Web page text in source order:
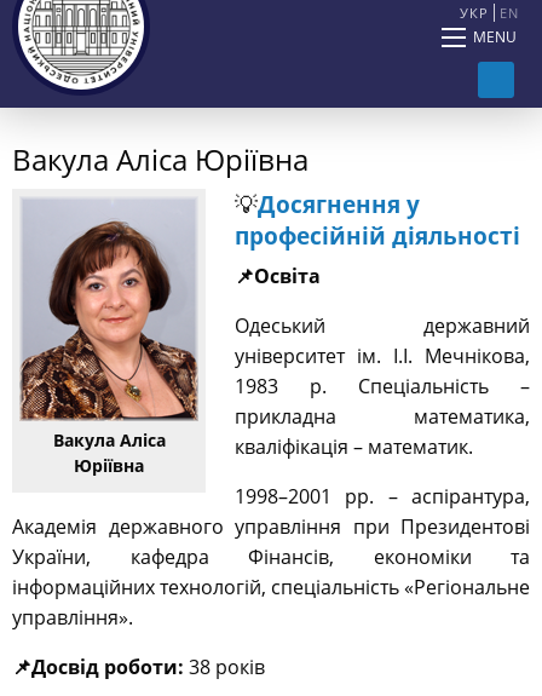
УКР EN
MENU
Вакула Аліса Юріївна
Вакула Аліса
Юріївна
💡Досягнення у
професійній діяльності
📌Освіта
Одеський державний
університет ім. І.І. Мечнікова,
1983 р. Спеціальність –
прикладна математика,
кваліфікація – математик.
1998–2001 рр. – аспірантура,
Академія державного управління при Президентові
України, кафедра Фінансів, економіки та
інформаційних технологій, спеціальність «Регіональне
управління».
📌Досвід роботи: 38 років